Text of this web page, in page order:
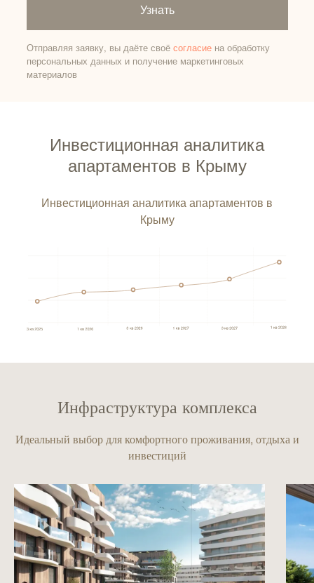
Узнать
Отправляя заявку, вы даёте своё согласиена обработку
персональных данных и получение маркетинговых
материалов
Инвестиционная аналитика
апартаментов в Крыму
Инвестиционная аналитика апартаментов в
Крыму
Инфраструктура комплекса
Идеальный выбор для комфортного проживания, отдыха и
инвестиций